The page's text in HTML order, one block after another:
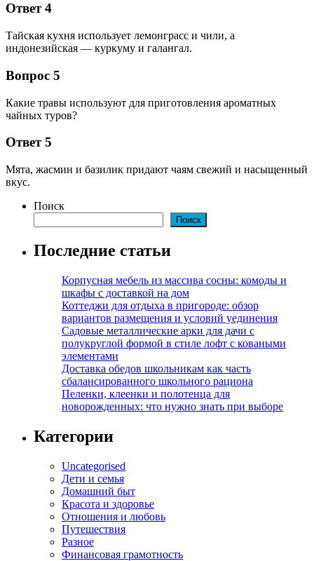
Ответ 4
Тайская кухня использует лемонграсс и чили, а
индонезийская — куркуму и галангал.
Вопрос 5
Какие травы используют для приготовления ароматных
чайных туров?
Ответ 5
Мята, жасмин и базилик придают чаям свежий и насыщенный
вкус.
Поиск
Поиск
Последние статьи
Корпусная мебель из массива сосны: комоды и
шкафы с доставкой на дом
Коттеджи для отдыха в пригороде: обзор
вариантов размещения и условий уединения
Садовые металлические арки для дачи с
полукруглой формой в стиле лофт с коваными
элементами
Доставка обедов школьникам как часть
сбалансированного школьного рациона
Пеленки, клеенки и полотенца для
новорожденных: что нужно знать при выборе
Категории
Uncategorised
Дети и семья
Домашний быт
Красота и здоровье
Отношения и любовь
Путешествия
Разное
Финансовая грамотность